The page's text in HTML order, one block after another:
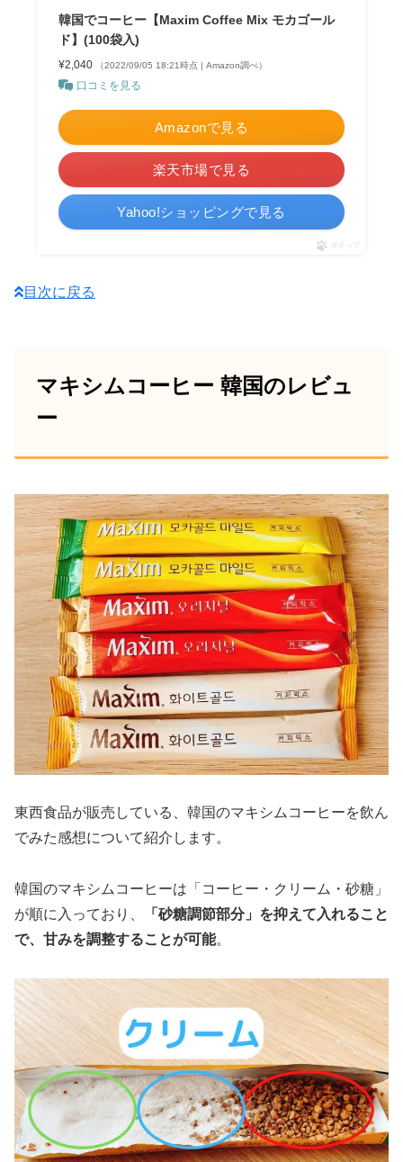
韓国でコーヒー【Maxim Coffee Mix モカゴール
ド】(100袋入)
¥2,040 （2022/09/05 18:21時点 | Amazon調べ）
口コミを見る
Amazonで見る
楽天市場で見る
Yahoo!ショッピングで見る
ポチップ
目次に戻る
マキシムコーヒー 韓国のレビュ
ー
東西食品が販売している、韓国のマキシムコーヒーを飲ん
でみた感想について紹介します。
韓国のマキシムコーヒーは「コーヒー・クリーム・砂糖」
が順に入っており、
「砂糖調節部分」を抑えて入れること
で、甘みを調整することが可能。